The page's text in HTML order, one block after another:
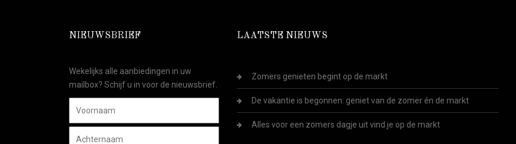
NIEUWSBRIEF
Wekelijks alle aanbiedingen in uw
mailbox? Schijf u in voor de nieuwsbrief.
LAATSTE NIEUWS
Zomers genieten begint op de markt
De vakantie is begonnen: geniet van de zomer én de markt
Alles voor een zomers dagje uit vind je op de markt